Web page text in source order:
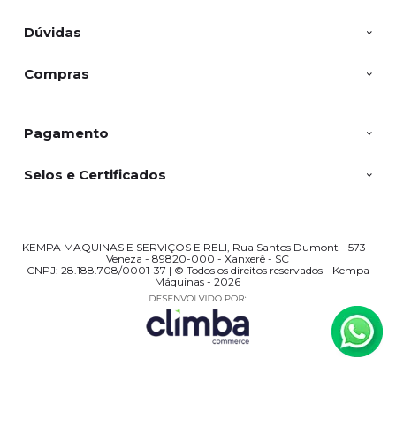
Dúvidas
Compras
Pagamento
Selos e Certificados
KEMPA MAQUINAS E SERVIÇOS EIRELI, Rua Santos Dumont - 573 -
Veneza - 89820-000 - Xanxerê - SC
CNPJ: 28.188.708/0001-37 | © Todos os direitos reservados - Kempa
Máquinas - 2026